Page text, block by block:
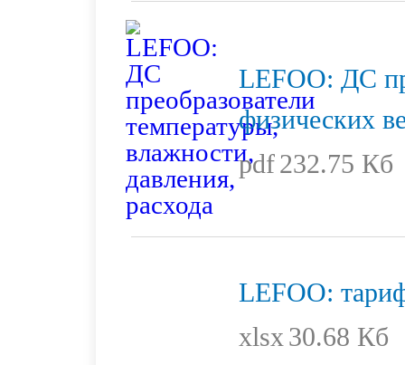
LEFOO: ДС
физических
pdf232.75 Кб
LEFOO:
xlsx 30.68 Кб